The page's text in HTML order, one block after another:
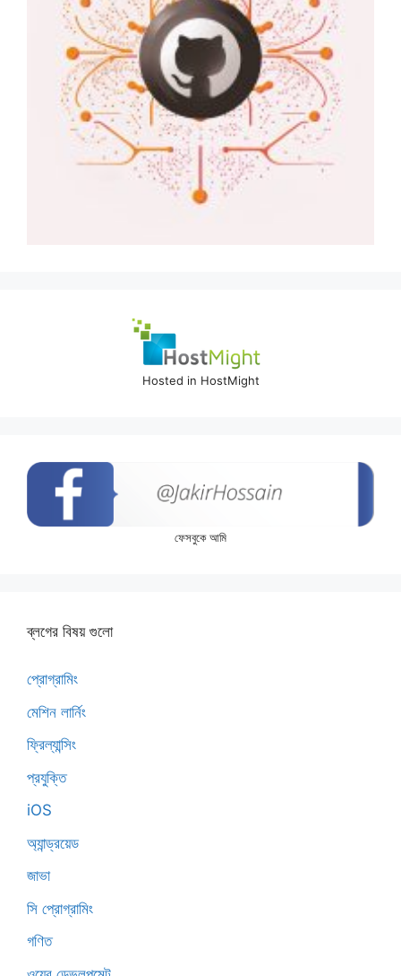
Hosted in HostMight
ফেসবুকে আমি
ব্লগের বিষয় গুলো
প্রোগ্রামিং
মেশিন লার্নিং
ফ্রিল্যান্সিং
প্রযুক্তি
iOS
অ্যান্ড্রয়েড
জাভা
সি প্রোগ্রামিং
গণিত